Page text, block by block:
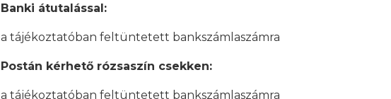
Banki átutalással:
a tájékoztatóban feltüntetett bankszámlaszámra
Postán kérhető rózsaszín csekken:
a tájékoztatóban feltüntetett bankszámlaszámra